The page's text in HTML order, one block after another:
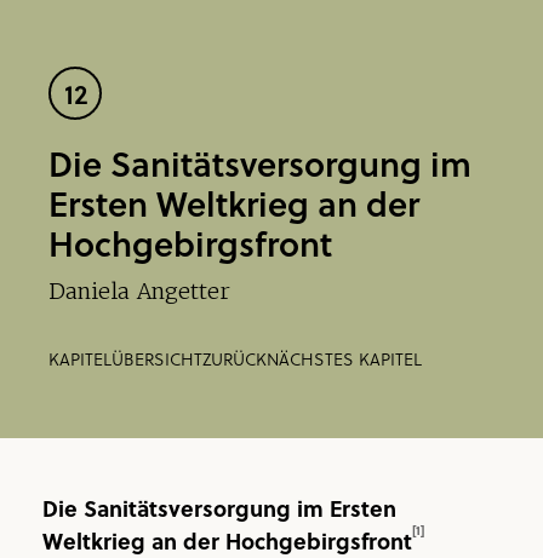
12
Die Sanitätsversorgung im
Ersten Weltkrieg an der
Hochgebirgsfront
Daniela Angetter
KAPITELÜBERSICHTZURÜCKNÄCHSTES KAPITEL
Die Sanitätsversorgung im Ersten
Weltkrieg an der Hochgebirgsfront[1]